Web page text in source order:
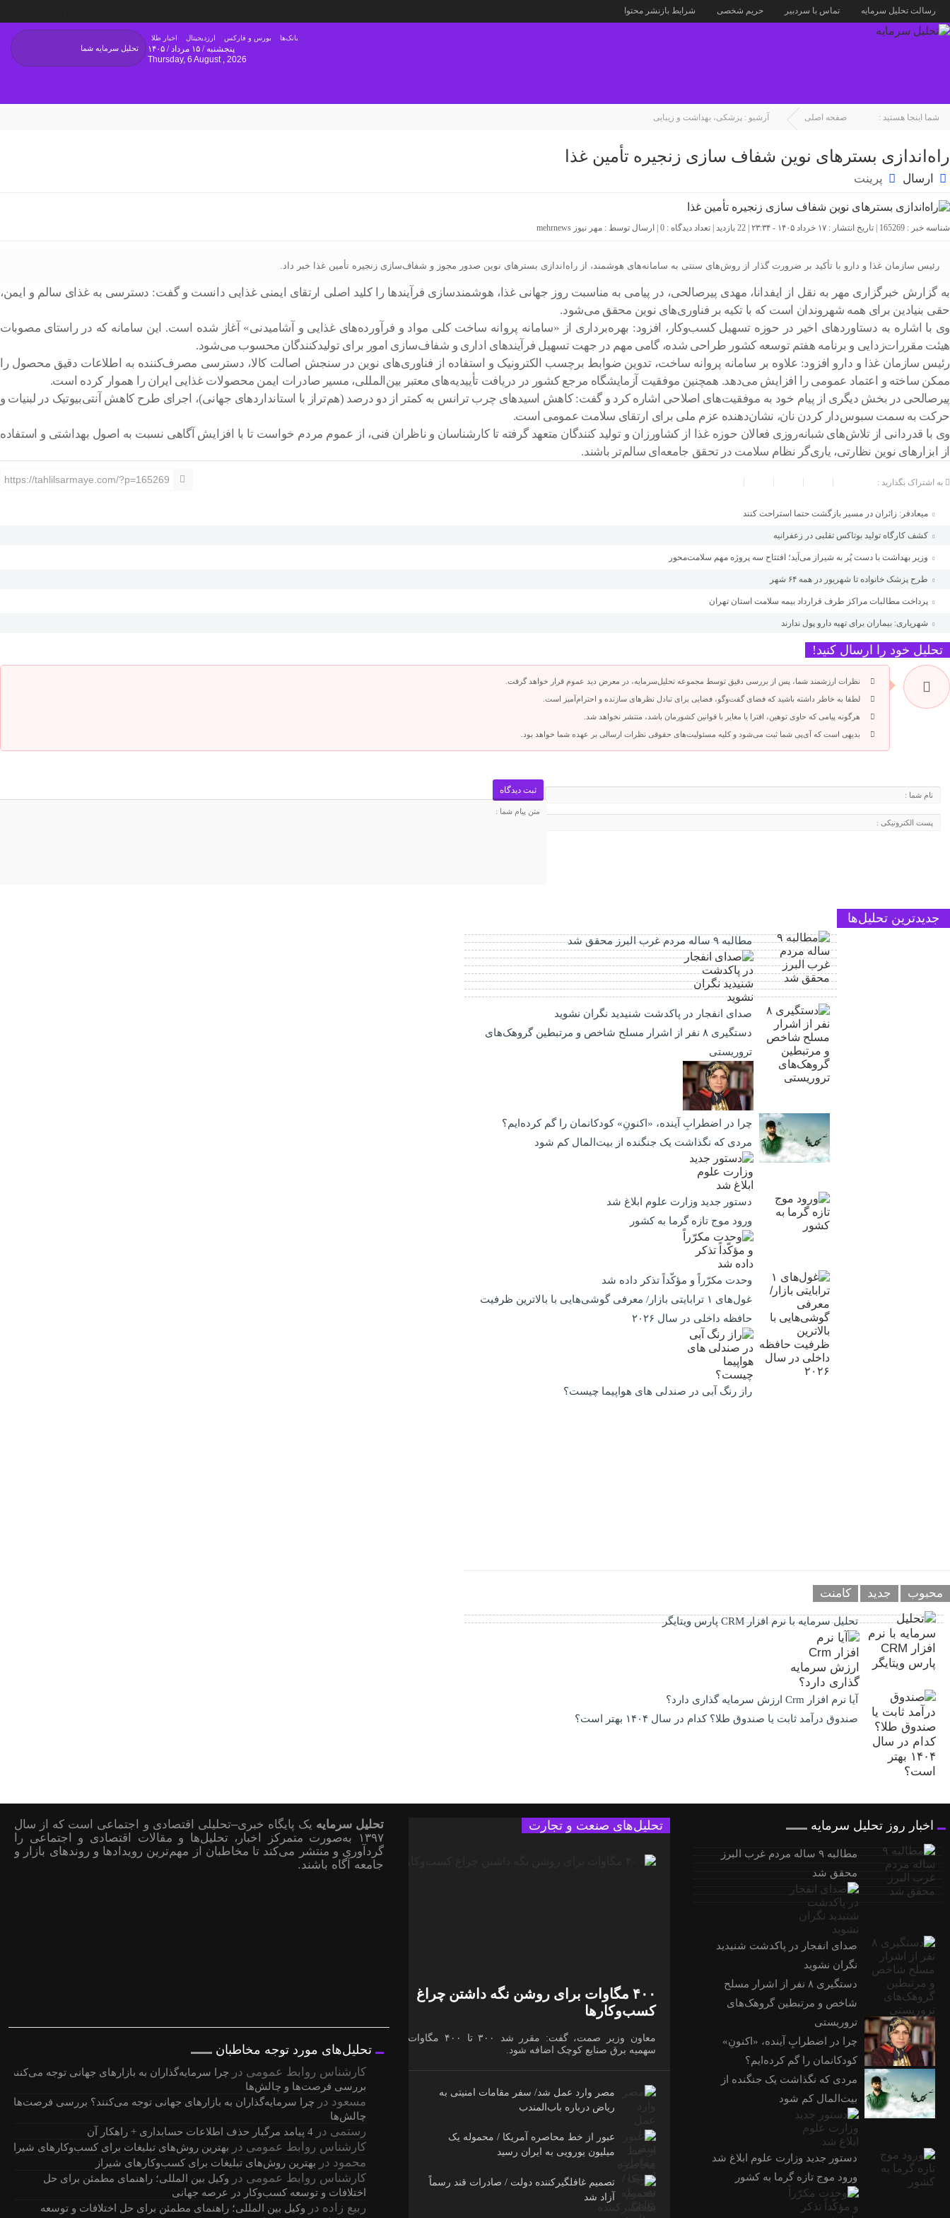
رسالت تحلیل سرمایه تماس با سردبیر حریم شخصی شرایط بازنشر محتوا
اخبار طلا ارزدیجیتال بورس و فارکس بانک‌ها
پنجشنبه / ۱۵ مرداد / ۱۴۰۵
Thursday, 6 August , 2026
شما اینجا هستید : صفحه اصلی آرشیو : پزشکی، بهداشت و زیبایی
راه‌اندازی بسترهای نوین شفاف سازی زنجیره تأمین غذا
ارسال پرینت
شناسه خبر : 165269 | تاریخ انتشار : ۱۷ خرداد ۱۴۰۵ - ۲۳:۳۴ | 22 بازدید | تعداد دیدگاه : 0 | ارسال توسط : مهر نیوز mehrnews
رئیس سازمان غذا و دارو با تأکید بر ضرورت گذار از روش‌های سنتی به سامانه‌های هوشمند، از راه‌اندازی بسترهای نوین صدور مجوز و شفاف‌سازی زنجیره تأمین غذا خبر داد.
به گزارش خبرگزاری مهر به نقل از ایفدانا، مهدی پیرصالحی، در پیامی به مناسبت روز جهانی غذا، هوشمندسازی فرآیندها را کلید اصلی ارتقای ایمنی غذایی دانست و گفت: دسترسی به غذای سالم و ایمن،
حقی بنیادین برای همه شهروندان است که با تکیه بر فناوری‌های نوین محقق می‌شود.
وی با اشاره به دستاوردهای اخیر در حوزه تسهیل کسب‌وکار، افزود: بهره‌برداری از «سامانه پروانه ساخت کلی مواد و فرآورده‌های غذایی و آشامیدنی» آغاز شده است. این سامانه که در راستای مصوبات
هیئت مقررات‌زدایی و برنامه هفتم توسعه کشور طراحی شده، گامی مهم در جهت تسهیل فرآیندهای اداری و شفاف‌سازی امور برای تولیدکنندگان محسوب می‌شود.
رئیس سازمان غذا و دارو افزود: علاوه بر سامانه پروانه ساخت، تدوین ضوابط برچسب الکترونیک و استفاده از فناوری‌های نوین در سنجش اصالت کالا، دسترسی مصرف‌کننده به اطلاعات دقیق محصول را
ممکن ساخته و اعتماد عمومی را افزایش می‌دهد. همچنین موفقیت آزمایشگاه مرجع کشور در دریافت تأییدیه‌های معتبر بین‌المللی، مسیر صادرات ایمن محصولات غذایی ایران را هموار کرده است.
پیرصالحی در بخش دیگری از پیام خود به موفقیت‌های اصلاحی اشاره کرد و گفت: کاهش اسیدهای چرب ترانس به کمتر از دو درصد (هم‌تراز با استانداردهای جهانی)، اجرای طرح کاهش آنتی‌بیوتیک در لبنیات و
حرکت به سمت سبوس‌دار کردن نان، نشان‌دهنده عزم ملی برای ارتقای سلامت عمومی است.
وی با قدردانی از تلاش‌های شبانه‌روزی فعالان حوزه غذا از کشاورزان و تولید کنندگان متعهد گرفته تا کارشناسان و ناظران فنی، از عموم مردم خواست تا با افزایش آگاهی نسبت به اصول بهداشتی و استفاده
از ابزارهای نوین نظارتی، یاری‌گر نظام سلامت در تحقق جامعه‌ای سالم‌تر باشند.
به اشتراک بگذارید : https://tahlilsarmaye.com/?p=165269
میعادفر: زائران در مسیر بازگشت حتما استراحت کنند
کشف کارگاه تولید بوتاکس تقلبی در زعفرانیه
وزیر بهداشت با دست پُر به شیراز می‌آید؛ افتتاح سه پروژه مهم سلامت‌محور
طرح پزشک خانواده تا شهریور در همه ۶۴ شهر
پرداخت مطالبات مراکز طرف قرارداد بیمه سلامت استان تهران
شهریاری: بیماران برای تهیه دارو پول ندارند
تحلیل خود را ارسال کنید!
نظرات ارزشمند شما، پس از بررسی دقیق توسط مجموعه تحلیل‌سرمایه، در معرض دید عموم قرار خواهد گرفت.
لطفا به خاطر داشته باشید که فضای گفت‌وگو، فضایی برای تبادل نظرهای سازنده و احترام‌آمیز است.
هرگونه پیامی که حاوی توهین، افترا یا مغایر با قوانین کشورمان باشد، منتشر نخواهد شد.
بدیهی است که آی‌پی شما ثبت می‌شود و کلیه مسئولیت‌های حقوقی نظرات ارسالی بر عهده شما خواهد بود.
جدیدترین تحلیل‌ها
مطالبه ۹ ساله مردم غرب البرز محقق شد
صدای انفجار در پاکدشت شنیدید نگران نشوید
دستگیری ۸ نفر از اشرار مسلح شاخص و مرتبطین گروهک‌های
تروریستی
چرا در اضطرابِ آینده، «اکنونِ» کودکانمان را گم کرده‌ایم؟
مردی که نگذاشت یک جنگنده از بیت‌المال کم شود
دستور جدید وزارت علوم ابلاغ شد
ورود موج تازه گرما به کشور
وحدت مکرّراً و مؤکّداً تذکر داده شد
غول‌های ۱ ترابایتی بازار/ معرفی گوشی‌هایی با بالاترین ظرفیت
حافظه داخلی در سال ۲۰۲۶
راز رنگ آبی در صندلی های هواپیما چیست؟
محبوب جدید کامنت
تحلیل سرمایه با نرم افزار CRM پارس ویتایگر
آیا نرم افزار Crm ارزش سرمایه گذاری دارد؟
صندوق درآمد ثابت یا صندوق طلا؟ کدام در سال ۱۴۰۴ بهتر است؟
اخبار روز تحلیل سرمایه
مطالبه ۹ ساله مردم غرب البرز
محقق شد
صدای انفجار در پاکدشت شنیدید
نگران نشوید
دستگیری ۸ نفر از اشرار مسلح
شاخص و مرتبطین گروهک‌های
تروریستی
چرا در اضطرابِ آینده، «اکنونِ»
کودکانمان را گم کرده‌ایم؟
مردی که نگذاشت یک جنگنده از
بیت‌المال کم شود
دستور جدید وزارت علوم ابلاغ شد
ورود موج تازه گرما به کشور
تحلیل‌های صنعت و تجارت
۴۰۰ مگاوات برای روشن نگه داشتن چراغ
کسب‌وکار‌ها
معاون وزیر صمت، گفت: مقرر شد ۳۰۰ تا ۴۰۰ مگاوات به
سهمیه برق صنایع کوچک اضافه شود.
مصر وارد عمل شد/ سفر مقامات امنیتی به
ریاض درباره باب‌المندب
عبور از خط محاصره آمریکا / محموله یک
میلیون یورویی به ایران رسید
تصمیم غافلگیرکننده دولت / صادرات قند رسماً
آزاد شد
تحلیل سرمایه یک پایگاه خبری–تحلیلی اقتصادی و اجتماعی است که از سال
۱۳۹۷ به‌صورت متمرکز اخبار، تحلیل‌ها و مقالات اقتصادی و اجتماعی را
گردآوری و منتشر می‌کند تا مخاطبان از مهم‌ترین رویدادها و روندهای بازار و
جامعه آگاه باشند.
تحلیل‌های مورد توجه مخاطبان
کارشناس روابط عمومی در
چرا سرمایه‌گذاران به بازارهای جهانی توجه می‌کنند؟
بررسی فرصت‌ها و چالش‌ها
مسعود در
چرا سرمایه‌گذاران به بازارهای جهانی توجه می‌کنند؟ بررسی فرصت‌ها و
چالش‌ها
رستمی در4 پیامد مرگبار حذف اطلاعات حسابداری + راهکار آن
کارشناس روابط عمومی در بهترین روش‌های تبلیغات برای کسب‌وکارهای شیراز
محمود در بهترین روش‌های تبلیغات برای کسب‌وکارهای شیراز
کارشناس روابط عمومی در
وکیل بین المللی؛ راهنمای مطمئن برای حل
اختلافات و توسعه کسب‌وکار در عرصه جهانی
ربیع زاده در
وکیل بین المللی؛ راهنمای مطمئن برای حل اختلافات و توسعه